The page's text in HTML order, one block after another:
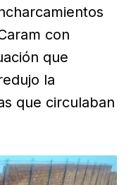
con
que
la
que circulaban